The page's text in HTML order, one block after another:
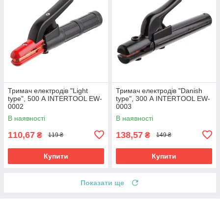
Тримач електродів "Light
type", 500 А INTERTOOL EW-
0002
В наявності
110,67 ₴ 119 ₴
Купити
Тримач електродів "Danish
type", 300 А INTERTOOL EW-
0003
В наявності
138,57 ₴ 149 ₴
Купити
Показати ще